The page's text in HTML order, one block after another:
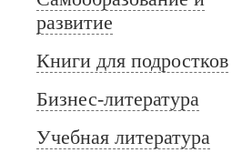
развитие
Книги для подростков
Бизнес-литература
Учебная литература